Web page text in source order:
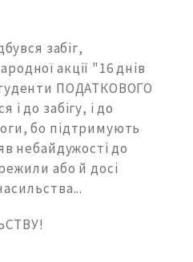
забіг,
акції "16 днів
ПОДАТКОВОГО
до забігу, і до
бо підтримують
небайдужості до
або й досі